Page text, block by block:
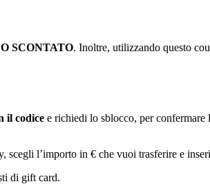
SCONTATO. Inoltre, utilizzando questo
il codice e richiedi lo sblocco, per confermare
l’importo in € che vuoi trasferire e
di gift card.